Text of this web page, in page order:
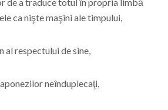
ca nişte maşini ale timpului,
al respectului de sine,
neînduplecaţi,